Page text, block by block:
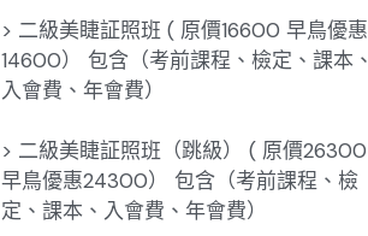
> 二級美睫証照班 ( 原價16600 早鳥優惠
14600） 包含（考前課程、檢定、課本、
入會費、年會費）
> 二級美睫証照班（跳級） ( 原價26300
早鳥優惠24300） 包含（考前課程、檢
定、課本、入會費、年會費）